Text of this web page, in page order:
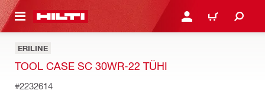
JUURDE LOGI SISSE VÕI
OSTUKORV
ERILINE
TOOL CASE SC 30WR-22 TÜHI
#2232614